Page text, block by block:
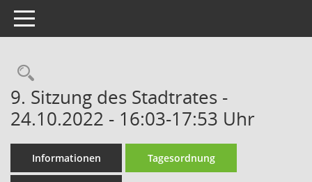
Toggle navigation
Rechercheauswahl
9. Sitzung des Stadtrates -
24.10.2022 - 16:03-17:53 Uhr
Informationen Tagesordnung